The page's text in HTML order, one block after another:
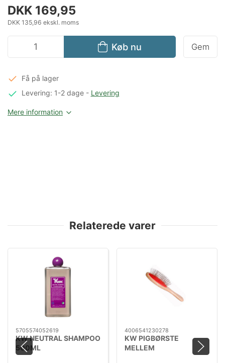
DKK 169,95
DKK 135,96 ekskl. moms
Køb nu Gem
Få på lager
Levering: 1-2 dage- Levering
Mere information
Relaterede varer
5705574052619
KW NEUTRAL SHAMPOO
500ML
4006541230278
KW PIGBØRSTE
MELLEM